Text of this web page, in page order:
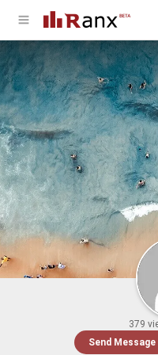
379
Send Message